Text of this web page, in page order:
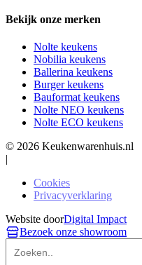
Bekijk onze merken
Nolte keukens
Nobilia keukens
Ballerina keukens
Burger keukens
Bauformat keukens
Nolte NEO keukens
Nolte ECO keukens
© 2026 Keukenwarenhuis.nl
|
Cookies
Privacyverklaring
Website doorDigital Impact
Bezoek onze showroom